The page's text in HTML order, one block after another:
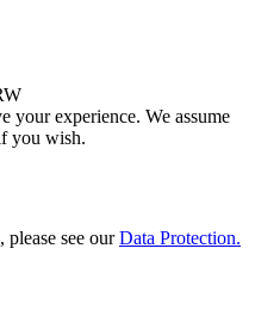
your experience. We assume
you wish.
see ourData Protection.